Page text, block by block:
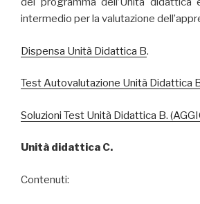
intermedio per la valutazione
Dispensa Unità Didattica B.
Test Autovalutazione Unità Didattica
Soluzioni Test Unità Didattica B.
Unità didattica C.
Contenuti: